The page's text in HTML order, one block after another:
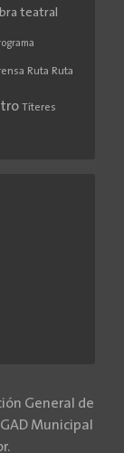
teatral
Ruta Ruta
Títeres
General de
Municipal